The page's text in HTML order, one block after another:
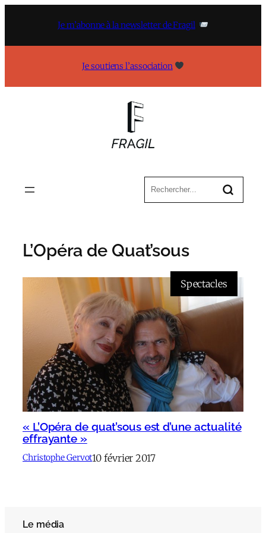
Je m’abonne à la newsletter de Fragil
Je soutiens l’association
L’Opéra de Quat’sous
Spectacles
« L’Opéra de quat’sous est d’une actualité
effrayante »
Christophe Gervot10 février 2017
Le média